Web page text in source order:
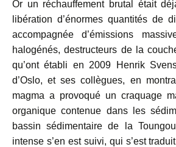
Or un réchauffement brutal était
libération d’énormes quantités de
accompagnée d’émissions
halogénés, destructeurs de la
qu’ont établi en 2009 Henrik
d’Oslo, et ses collègues, en
magma a provoqué un craquage
organique contenue dans les
bassin sédimentaire de la
intense s’en est suivi, qui s’est